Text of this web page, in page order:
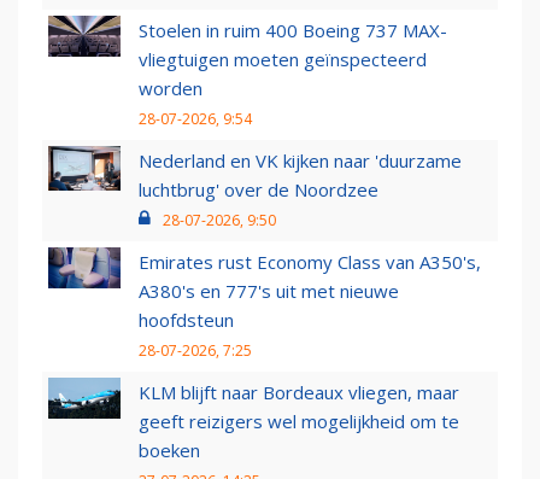
Stoelen in ruim 400 Boeing 737 MAX-
vliegtuigen moeten geïnspecteerd
worden
28-07-2026, 9:54
Nederland en VK kijken naar 'duurzame
luchtbrug' over de Noordzee
28-07-2026, 9:50
Emirates rust Economy Class van A350's,
A380's en 777's uit met nieuwe
hoofdsteun
28-07-2026, 7:25
KLM blijft naar Bordeaux vliegen, maar
geeft reizigers wel mogelijkheid om te
boeken